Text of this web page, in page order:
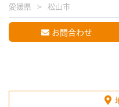
愛媛県 松山市
お問合わせ